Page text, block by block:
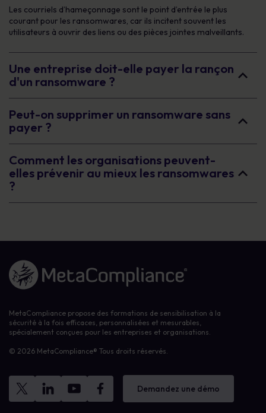
Les courriels d’hameçonnage sont le point d’entrée le plus
courant pour les ransomwares, car ils incitent souvent les
utilisateurs à ouvrir des liens ou des pièces jointes malveillants.
Une entreprise doit-elle payer la rançon
d'un ransomware ?
Peut-on supprimer un ransomware sans
payer ?
Comment les organisations peuvent-
elles prévenir au mieux les ransomwares
?
Lien vers la page d'accueil
MetaCompliance propose des formations de sensibilisation à la
sécurité à la fois efficaces, personnalisées et mesurables,
spécialement conçues pour les entreprises et organisations.
© 2026 MetaCompliance® Tous droits réservés.
Demandez une démo